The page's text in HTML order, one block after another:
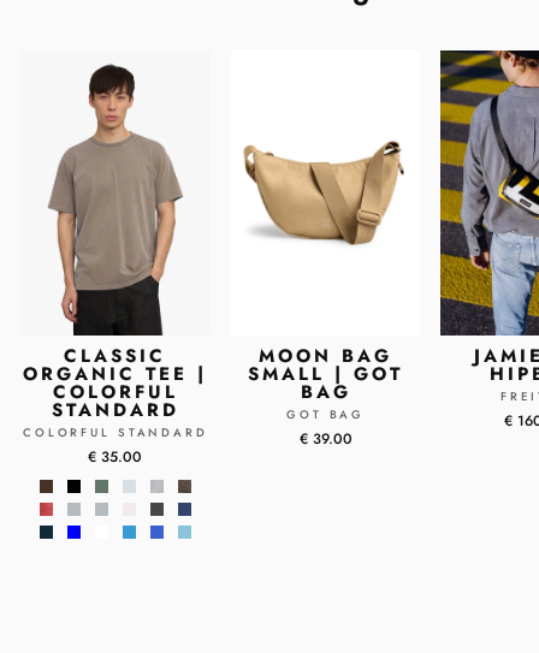
CLASSIC
ORGANIC TEE |
COLORFUL
STANDARD
COLORFUL STANDARD
€ 35.00
MOON BAG
SMALL | GOT
BAG
GOT BAG
€ 39.00
€